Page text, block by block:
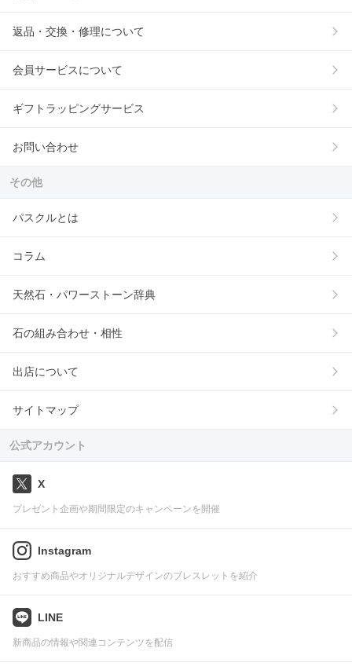
返品・交換・修理について
会員サービスについて
ギフトラッピングサービス
お問い合わせ
その他
パスクルとは
コラム
天然石・パワーストーン辞典
石の組み合わせ・相性
出店について
サイトマップ
公式アカウント
X
プレゼント企画や期間限定のキャンペーンを開催
Instagram
おすすめ商品やオリジナルデザインのブレスレットを紹介
LINE
新商品の情報や関連コンテンツを配信